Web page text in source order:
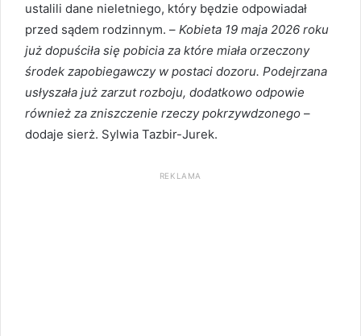
ustalili dane nieletniego, który będzie odpowiadał
przed sądem rodzinnym. – Kobieta 19 maja 2026 roku
już dopuściła się pobicia za które miała orzeczony
środek zapobiegawczy w postaci dozoru. Podejrzana
usłyszała już zarzut rozboju, dodatkowo odpowie
również za zniszczenie rzeczy pokrzywdzonego –
dodaje sierż. Sylwia Tazbir-Jurek.
REKLAMA